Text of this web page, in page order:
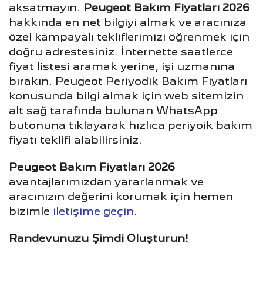
aksatmayın. Peugeot Bakım Fiyatları 2026
hakkında en net bilgiyi almak ve aracınıza
özel kampayalı tekliflerimizi öğrenmek için
doğru adrestesiniz. İnternette saatlerce
fiyat listesi aramak yerine, işi uzmanına
bırakın. Peugeot Periyodik Bakım Fiyatları
konusunda bilgi almak için web sitemizin
alt sağ tarafında bulunan WhatsApp
butonuna tıklayarak hızlıca periyoik bakım
fiyatı teklifi alabilirsiniz.
Peugeot Bakım Fiyatları 2026
avantajlarımızdan yararlanmak ve
aracınızın değerini korumak için hemen
bizimle iletişime geçin.
Randevunuzu Şimdi Oluşturun!